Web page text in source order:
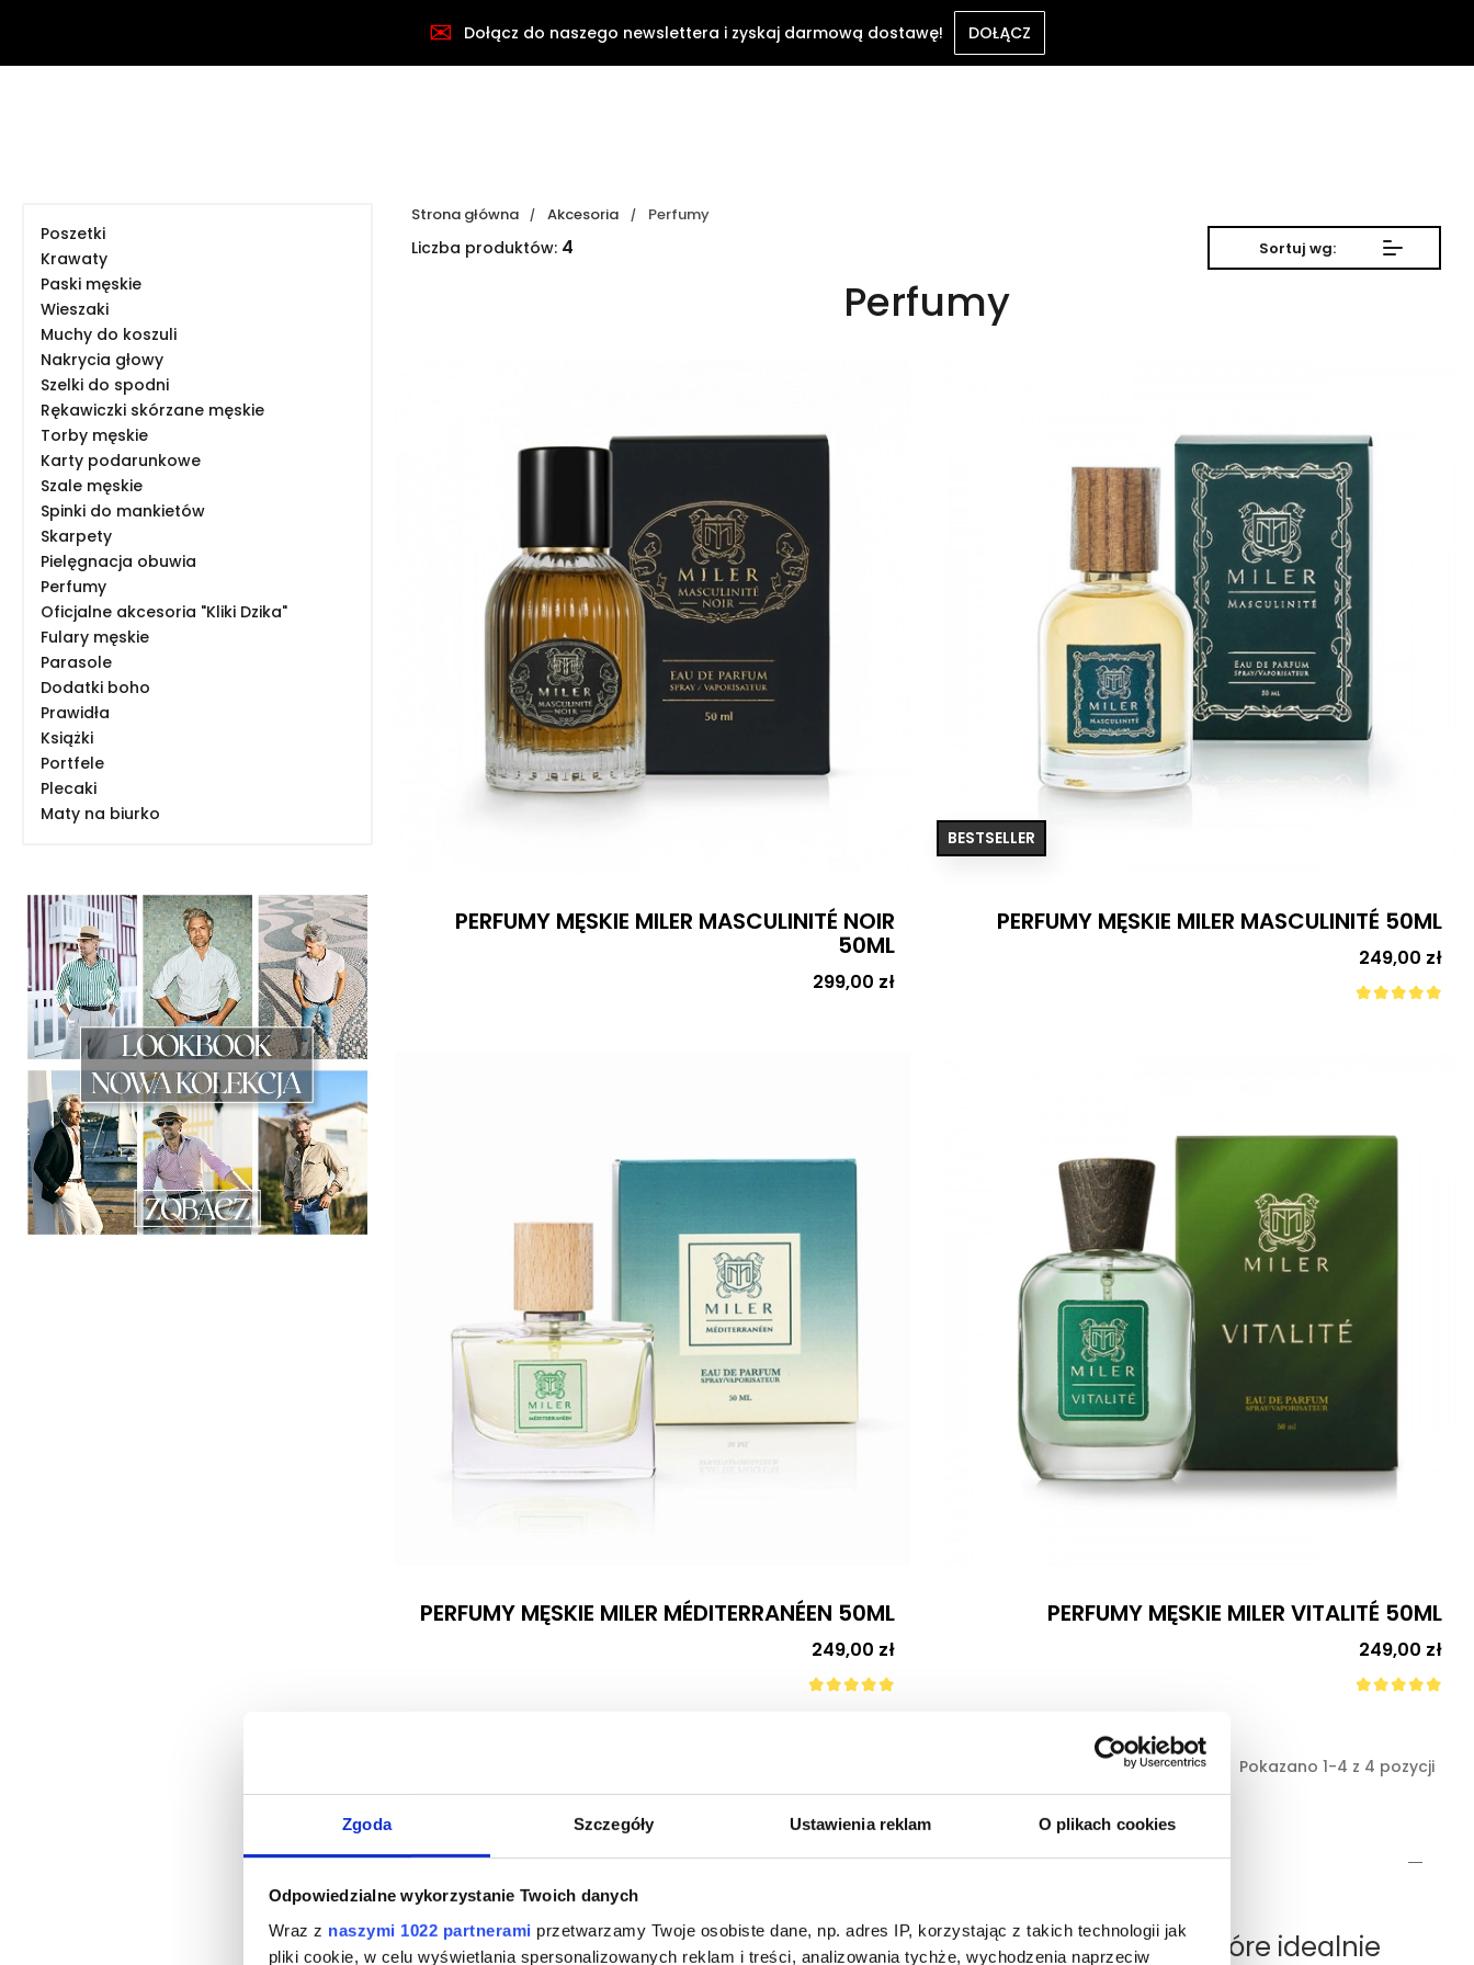
Zgoda Szczegóły Ustawienia reklam O plikach cookies
Odpowiedzialne wykorzystanie Twoich danych
Wraz z naszymi 1022 partnerami przetwarzamy Twoje osobiste dane, np. adres IP, korzystając z takich technologii jak
pliki cookie, w celu wyświetlania spersonalizowanych reklam i treści, analizowania tychże, wychodzenia naprzeciw
Poszetki
Krawaty
Paski męskie
Wieszaki
Muchy do koszuli
Nakrycia głowy
Szelki do spodni
Rękawiczki skórzane męskie
Torby męskie
Karty podarunkowe
Szale męskie
Spinki do mankietów
Skarpety
Pielęgnacja obuwia
Perfumy
Oficjalne akcesoria "Kliki Dzika"
Fulary męskie
Parasole
Dodatki boho
Prawidła
Książki
Portfele
Plecaki
Maty na biurko
Strona główna Akcesoria Perfumy
Liczba produktów: 4 Sortuj wg:
Perfumy
PERFUMY MĘSKIE MILER MASCULINITÉ NOIR
50ML
Cena
299,00 zł
BESTSELLER
PERFUMY MĘSKIE MILER MASCULINITÉ 50ML
Cena
249,00 zł
PERFUMY MĘSKIE MILER MÉDITERRANÉEN 50ML
Cena
249,00 zł
PERFUMY MĘSKIE MILER VITALITÉ 50ML
Cena
249,00 zł
Pokazano 1-4 z 4 pozycji
Perfumy
Perfumy męskie MILER Menswear to eleganckie akcesorium, które idealnie
✉ Dołącz do naszego newslettera i zyskaj darmową dostawę! DOŁĄCZ